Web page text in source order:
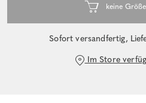
Sofort versandfertig,
Im Store